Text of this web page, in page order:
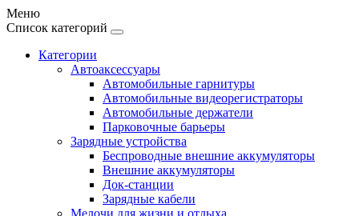
Меню
Список категорий
Категории
Автоаксессуары
Автомобильные гарнитуры
Автомобильные видеорегистраторы
Автомобильные держатели
Парковочные барьеры
Зарядные устройства
Беспроводные внешние аккумуляторы
Внешние аккумуляторы
Док-станции
Зарядные кабели
Мелочи для жизни и отдыха